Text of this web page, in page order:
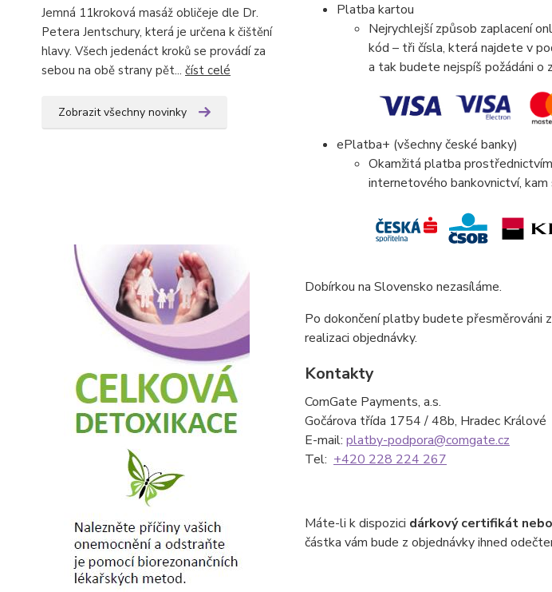
Jemná 11kroková masáž obličeje dle Dr.
Petera Jentschury, která je určena k čištění
hlavy. Všech jedenáct kroků se provádí za
sebou na obě strany pět... číst celé
Zobrazit všechny novinky
Platba kartou
Nejrychlejší způsob zaplacení
kód – tři čísla, která najdete v
a tak budete nejspíš požádáni o
ePlatba+ (všechny české banky)
Okamžitá platba
internetového bankovnictví,
Dobírkou na Slovensko nezasíláme.
Po dokončení platby budete přesměrováni
realizaci objednávky.
Kontakty
ComGate Payments, a.s.
Gočárova třída 1754 / 48b, Hradec Králové
E-mail: platby-podpora@comgate.cz
Tel: +420 228 224 267
Máte-li k dispozici dárkový certifikát
částka vám bude z objednávky ihned